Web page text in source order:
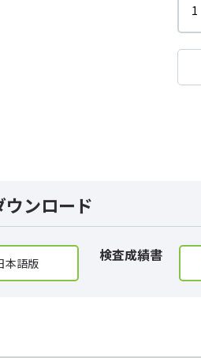
ンロード
本語版 検査成績書